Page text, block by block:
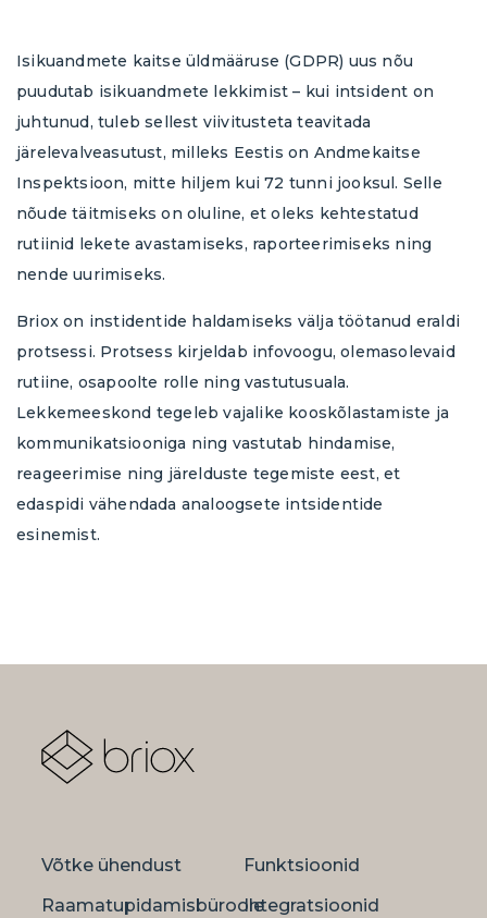
Isikuandmete kaitse üldmääruse (GDPR) uus nõu
puudutab isikuandmete lekkimist – kui intsident on
juhtunud, tuleb sellest viivitusteta teavitada
järelevalveasutust, milleks Eestis on Andmekaitse
Inspektsioon, mitte hiljem kui 72 tunni jooksul. Selle
nõude täitmiseks on oluline, et oleks kehtestatud
rutiinid lekete avastamiseks, raporteerimiseks ning
nende uurimiseks.
Briox on instidentide haldamiseks välja töötanud eraldi
protsessi. Protsess kirjeldab infovoogu, olemasolevaid
rutiine, osapoolte rolle ning vastutusuala.
Lekkemeeskond tegeleb vajalike kooskõlastamiste ja
kommunikatsiooniga ning vastutab hindamise,
reageerimise ning järelduste tegemiste eest, et
edaspidi vähendada analoogsete intsidentide
esinemist.
Võtke ühendust
Raamatupidamisbüroole
Funktsioonid
Integratsioonid
Nõustun saama teavet vastavalt
andmekaitse põhimõtetele.
Esita
Nimi*
Meiliaadress*
Telefoninumber*
andmekaitse põhimõtetele
Esita
raamatupidamisbürood ei kasuta, siis nüüd on
hea võimalus leida seesiitvõi tellida Briox otse,
võttes meiega ühendust.
Briox ettevõtjatele
Kui te pole siiani raamatupidamisfirmat
kasutanud, siis nüüd on hea võimalus leida see
siitvõi osta Briox otse alloleva lingi kaudu.
Osta
Kui te pole siiani raamatupidamisfirmat
kasutanud, siis nüüd on hea võimalus leida see
siitvõi osta Briox otse alloleva lingi kaudu.
Osta